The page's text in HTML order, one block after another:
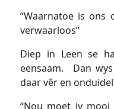
“Waarnatoe is
verwaarloos”
Diep in Leen se
eensaam. Dan
daar vêr en
“Nou moet jy